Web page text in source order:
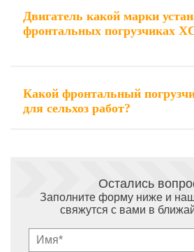
Двигатель какой марки
Какой фронтальный
для сельхоз работ?
Остались
Заполните форму ниже и
свяжутся с вами в